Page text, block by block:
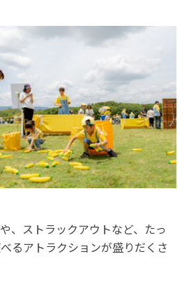
、ストラックアウトなど、たっ
るアトラクションが盛りだくさ